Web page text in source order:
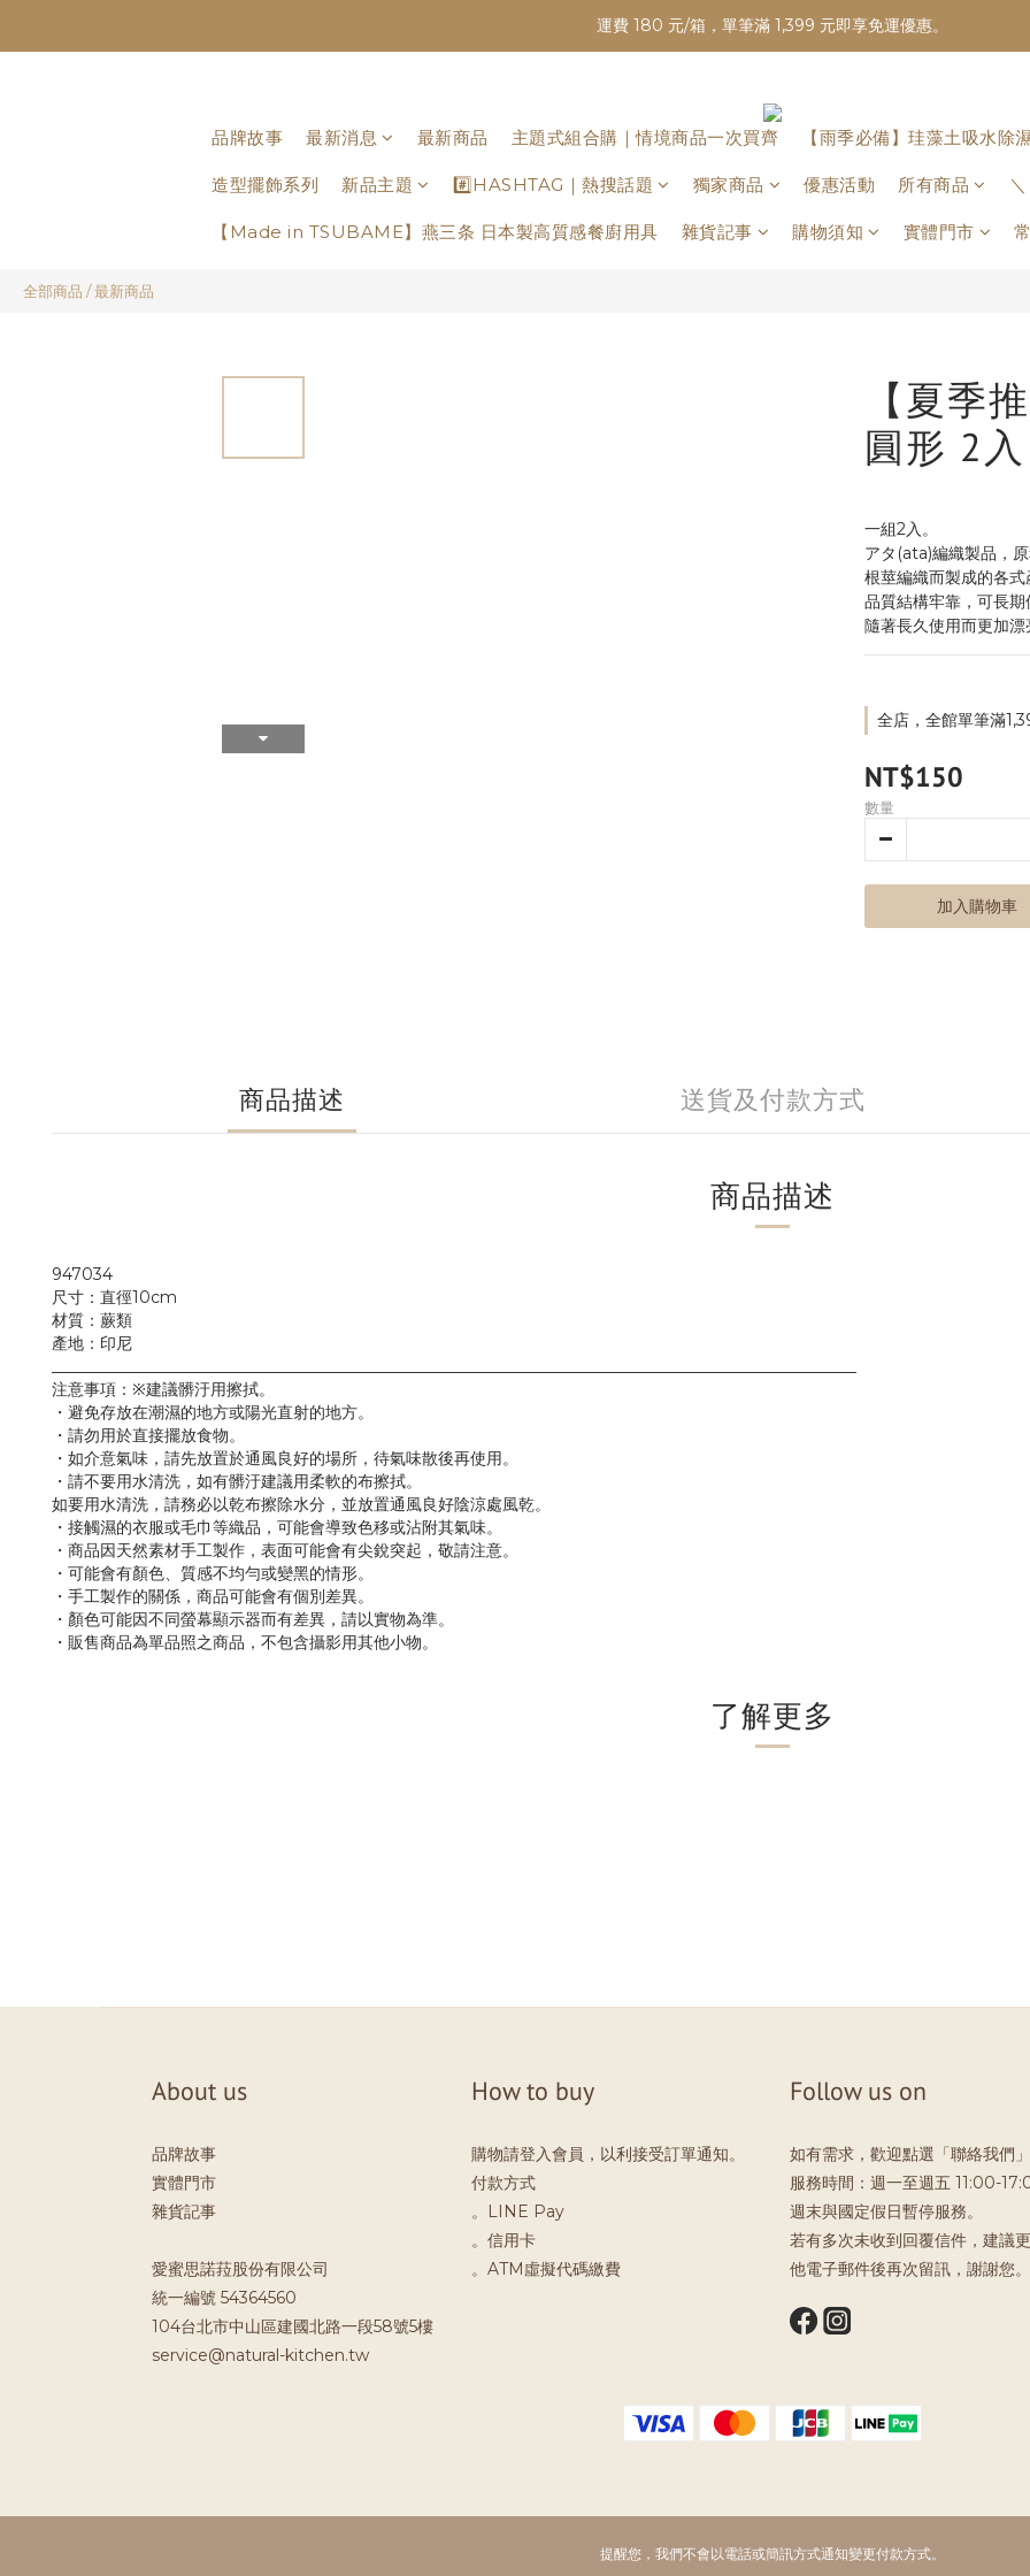
運費 180 元/箱，單筆滿 1,399 元即享免運優惠。
品牌故事 最新消息 最新商品 主題式組合購｜情境商品一次買齊 【雨季必備】珪藻土吸水除
造型擺飾系列 新品主題 #️⃣HASHTAG｜熱搜話題 獨家商品 優惠活動 所有商品
【Made in TSUBAME】燕三条 日本製高質感餐廚用具 雜貨記事 購物須知 實體門市
全部商品 /最新商品
【夏季
圓形 2
一組2入。
アタ(ata)編織製品，
根莖編織而製成的各
品質結構牢靠，可長
隨著長久使用而更加
全店，全館單筆滿
NT$150
數量
加入購物車
商品描述 送貨及付款方式
商品描述
947034
尺寸：直徑10cm
材質：蕨類
產地：印尼
注意事項：※建議髒汙用擦拭。
・避免存放在潮濕的地方或陽光直射的地方。
・請勿用於直接擺放食物。
・如介意氣味，請先放置於通風良好的場所，待氣味散後再使用。
・請不要用水清洗，如有髒汙建議用柔軟的布擦拭。
如要用水清洗，請務必以乾布擦除水分，並放置通風良好陰涼處風乾。
・接觸濕的衣服或毛巾等織品，可能會導致色移或沾附其氣味。
・商品因天然素材手工製作，表面可能會有尖銳突起，敬請注意。
・可能會有顏色、質感不均勻或變黑的情形。
・手工製作的關係，商品可能會有個別差異。
・顏色可能因不同螢幕顯示器而有差異，請以實物為準。
・販售商品為單品照之商品，不包含攝影用其他小物。
了解更多
About us
品牌故事
實體門市
雜貨記事
愛蜜思諾菈股份有限公司
統一編號 54364560
104台北市中山區建國北路一段58號5樓
service@natural-kitchen.tw
How to buy
購物請登入會員，以利接受訂單通知。
付款方式
。LINE Pay
。信用卡
。ATM虛擬代碼繳費
Follow us on
如有需求，歡迎點選「聯絡我們
服務時間：週一至週五 11:00-
週末與國定假日暫停服務。
若有多次未收到回覆信件，建議
他電子郵件後再次留訊，謝謝您。
提醒您，我們不會以電話或簡訊方式通知變更付款方式。